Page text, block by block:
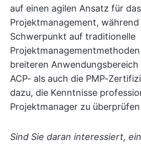
auf einen agilen Ansatz für das
Projektmanagement, während
Schwerpunkt auf traditionelle
breiteren
ACP- als auch die PMP-
dazu, die Kenntnisse
Projektmanager zu
Sind Sie daran interessiert,